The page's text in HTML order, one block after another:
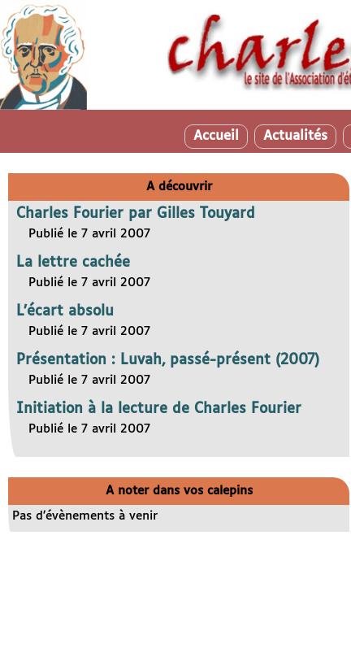
Accueil Actualités
A découvrir
Charles Fourier par Gilles Touyard
Publié le 7 avril 2007
La lettre cachée
Publié le 7 avril 2007
L’écart absolu
Publié le 7 avril 2007
Présentation : Luvah, passé-présent (2007)
Publié le 7 avril 2007
Initiation à la lecture de Charles Fourier
Publié le 7 avril 2007
A noter dans vos calepins
Pas d’évènements à venir